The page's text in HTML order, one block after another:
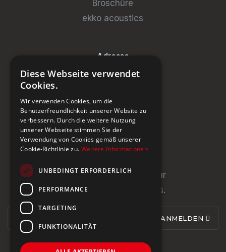
Broschüre
ekko acoustics
Adresse
Steinburg Group GmbH
CH-5466 Kaiserstuhl
+41 43 433 00 25
Newsletter abonnieren für
Neuigkeiten und Updates.
ANMELDEN
Diese Webseite verwendet
Cookies.
Wir verwenden Cookies, um die
Benutzerfreundlichkeit unserer Website zu
verbessern. Durch die weitere Nutzung
unserer Webseite stimmen Sie der
Verwendung von Cookies gemäß unserer
Cookie-Richtlinie zu. Weitere Informationen
UNBEDINGT ERFORDERLICH
PERFORMANCE
TARGETING
FUNKTIONALITÄT